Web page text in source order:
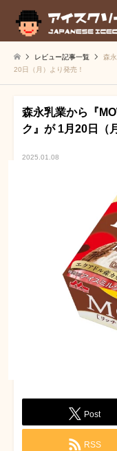
レビュー記事一覧
森
20日（月）より発売！
森永乳業から『
ク』が 1月20日（
2025.01.08
Post
RSS